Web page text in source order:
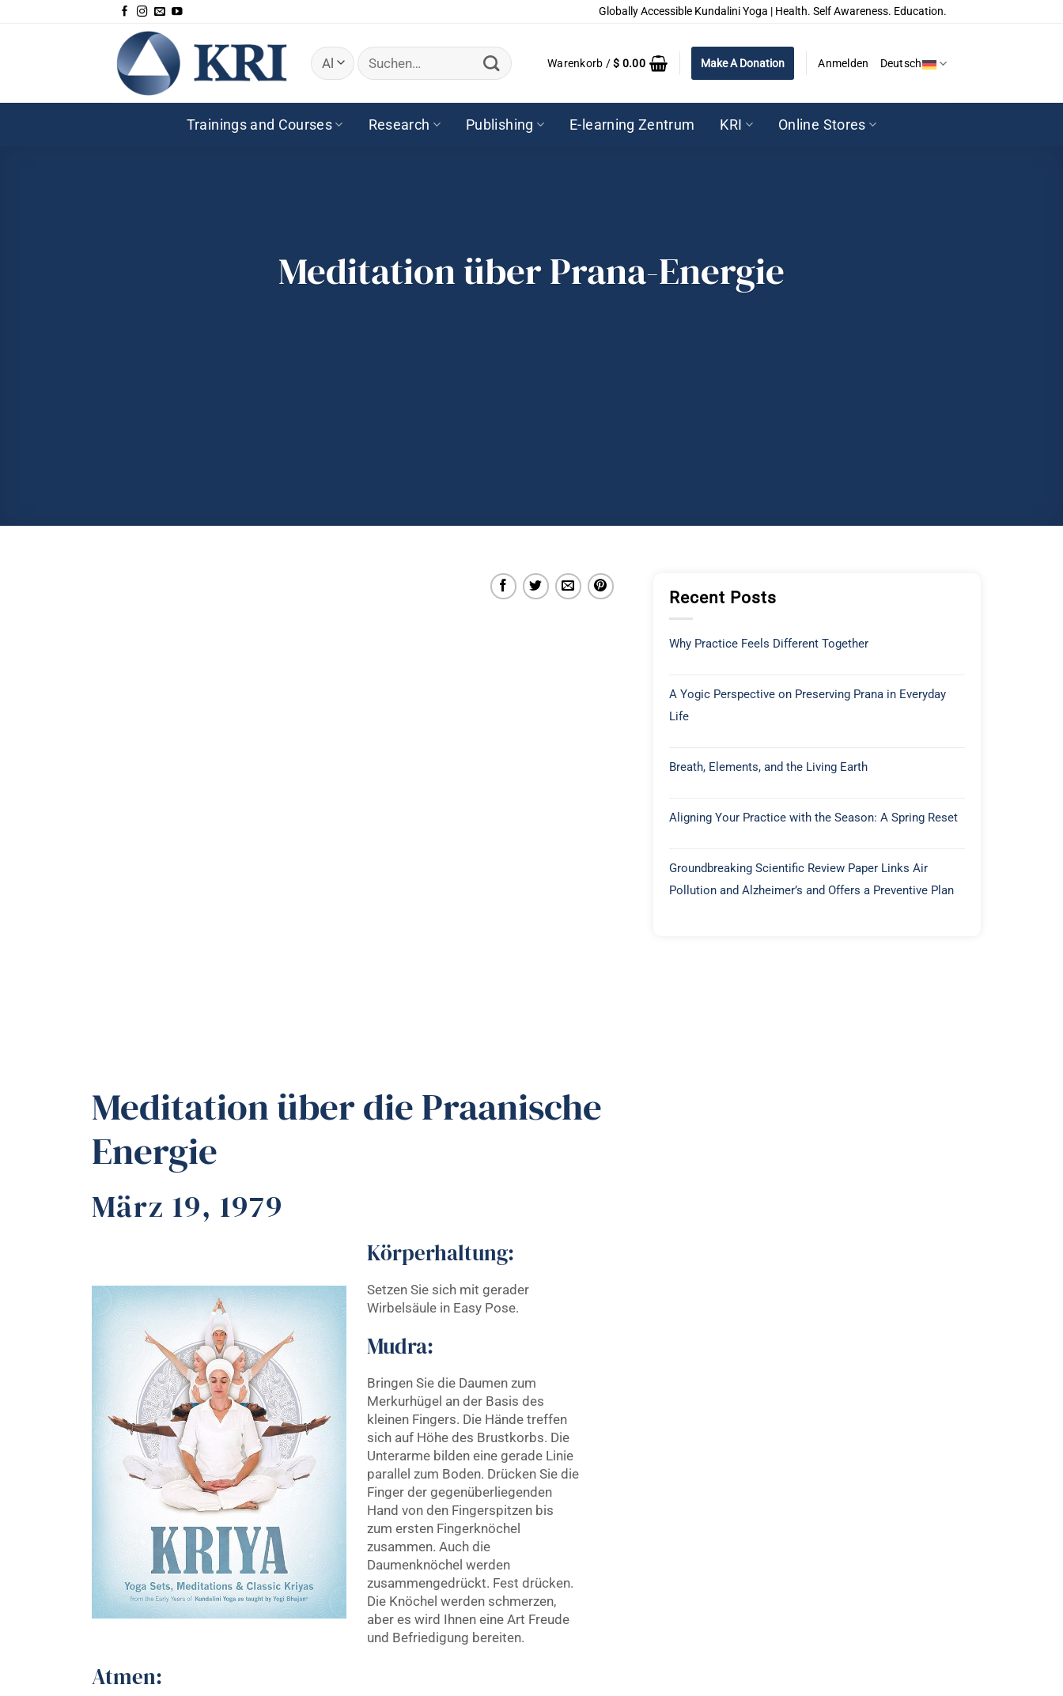
Globally Accessible Kundalini Yoga | Health. Self Awareness. Education.
Suchen
nach:
Warenkorb /$ 0.00 Make A Donation Anmelden Deutsch
Trainings and Courses Research Publishing E-learning Zentrum KRI Online Stores
Meditation über Prana-Energie
Meditation über die Praanische
Energie
März 19, 1979
Körperhaltung:
Setzen Sie sich mit gerader
Wirbelsäule in Easy Pose.
Mudra:
Bringen Sie die Daumen zum
Merkurhügel an der Basis des
kleinen Fingers. Die Hände treffen
sich auf Höhe des Brustkorbs. Die
Unterarme bilden eine gerade Linie
parallel zum Boden. Drücken Sie die
Finger der gegenüberliegenden
Hand von den Fingerspitzen bis
zum ersten Fingerknöchel
zusammen. Auch die
Daumenknöchel werden
zusammengedrückt. Fest drücken.
Die Knöchel werden schmerzen,
aber es wird Ihnen eine Art Freude
und Befriedigung bereiten.
Atmen:
Recent Posts
Why Practice Feels Different Together
A Yogic Perspective on Preserving Prana in Everyday
Life
Breath, Elements, and the Living Earth
Aligning Your Practice with the Season: A Spring Reset
Groundbreaking Scientific Review Paper Links Air
Pollution and Alzheimer’s and Offers a Preventive Plan